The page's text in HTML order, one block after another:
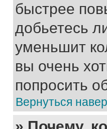
быстрее
добьетесь
уменьшит
вы очень
попросить
Вернуться